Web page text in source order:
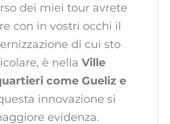
dei miei tour avrete
con in vostri occhi il
di cui sto
è nella Ville
come Gueliz e
innovazione si
evidenza.